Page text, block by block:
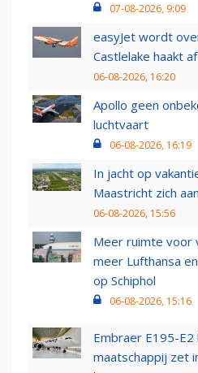
07-08-2026, 9:09
easyJet wordt
Castlelake haakt af
06-08-2026, 16:20
Apollo geen
luchtvaart
06-08-2026, 16:19
In jacht op
Maastricht zich
06-08-2026, 15:56
Meer ruimte voor
meer Lufthansa
op Schiphol
06-08-2026, 15:16
Embraer E195-E2
maatschappij zet